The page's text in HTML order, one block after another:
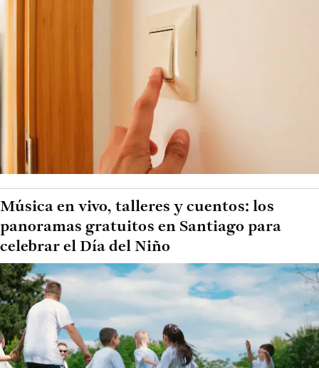
Música en vivo, talleres y cuentos: los
panoramas gratuitos en Santiago para
celebrar el Día del Niño